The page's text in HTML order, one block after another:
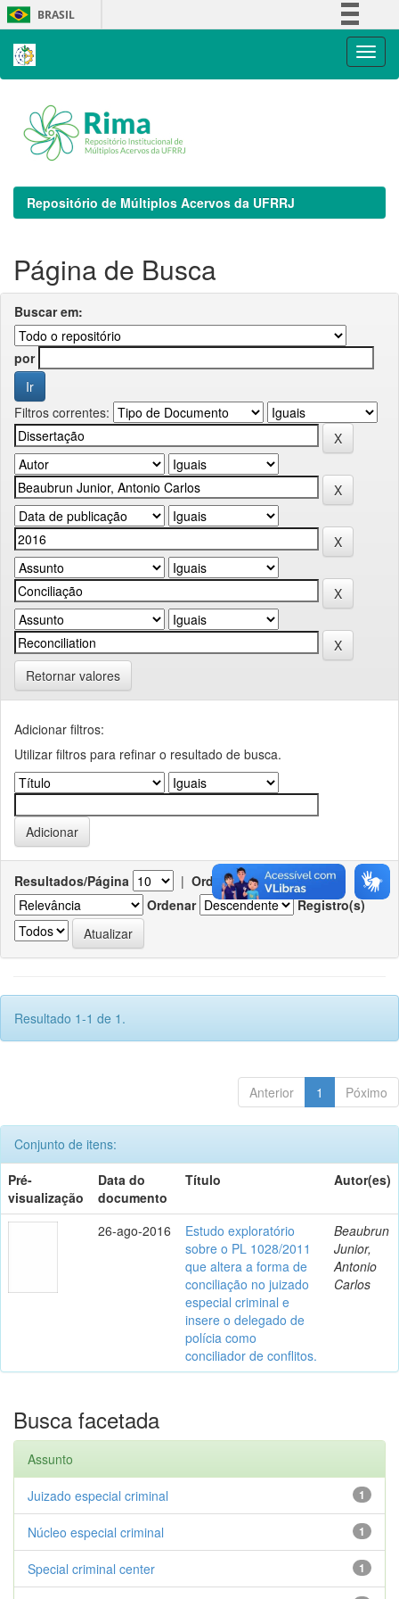
Skip
navigation
BRASIL
Repositório de Múltiplos Acervos da UFRRJ
Página de Busca
Buscar em:
por
Filtros correntes:
Retornar valores
Adicionar filtros:
Utilizar filtros para refinar o resultado de busca.
Resultados/Página | Ordenar registros por
Ordenar
Registro(s)
Resultado 1-1 de 1.
Anterior 1 Póximo
Conjunto de itens:
Pré-
visualização
Data do
documento
Título Autor(es)
26-ago-2016
Estudo exploratório
sobre o PL 1028/2011
que altera a forma de
conciliação no juizado
especial criminal e
insere o delegado de
polícia como
conciliador de conflitos.
Beaubrun
Junior,
Antonio
Carlos
Busca facetada
Assunto
1
Juizado especial criminal
1
Núcleo especial criminal
1
Special criminal center